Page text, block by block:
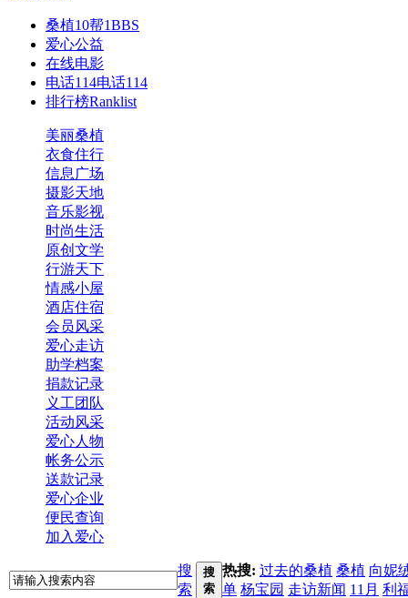
桑植10帮1BBS
爱心公益
在线电影
电话114电话114
排行榜Ranklist
美丽桑植
衣食住行
信息广场
摄影天地
音乐影视
时尚生活
原创文学
行游天下
情感小屋
酒店住宿
会员风采
爱心走访
助学档案
捐款记录
义工团队
活动风采
爱心人物
帐务公示
送款记录
爱心企业
便民查询
加入爱心
搜
索
搜
索
热搜: 过去的桑植 桑植 向妮
单 杨宝园 走访新闻 11月 利